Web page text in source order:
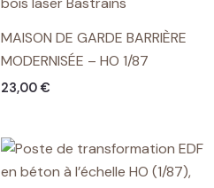
MAISON DE GARDE BARRIÈRE
MODERNISÉE – HO 1/87
23,00 €